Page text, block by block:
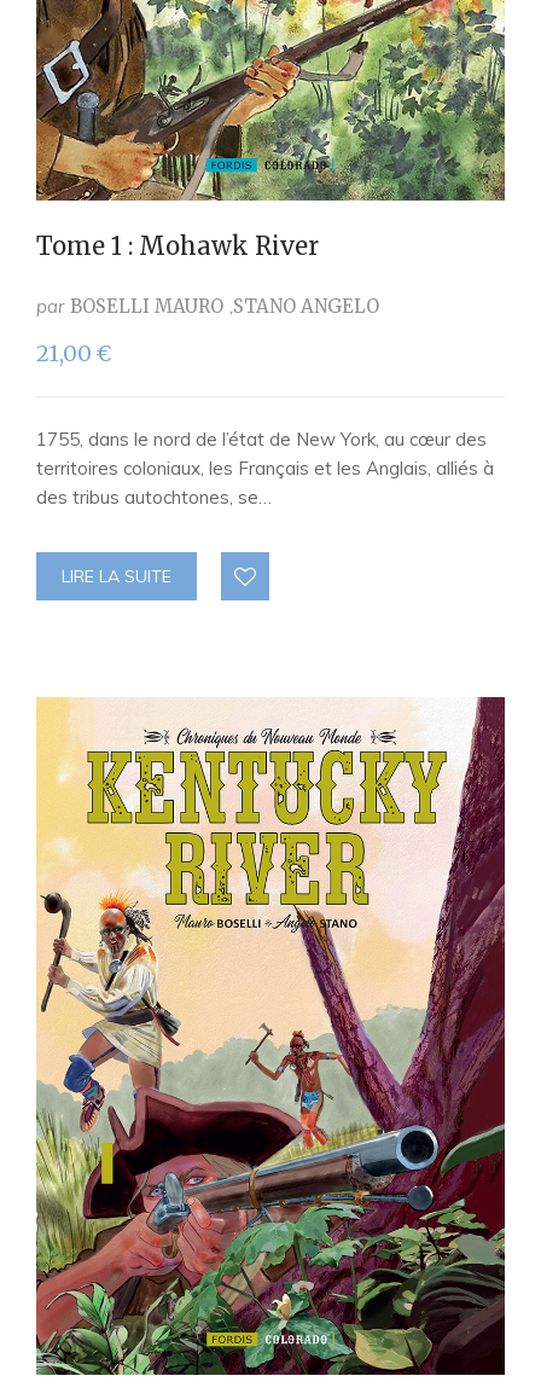
Tome 1 : Mohawk River
par BOSELLI MAURO STANO ANGELO
21,00 €
1755, dans le nord de l’état de New York, au cœur des
territoires coloniaux, les Français et les Anglais, alliés à
des tribus autochtones, se…
LIRE LA SUITE